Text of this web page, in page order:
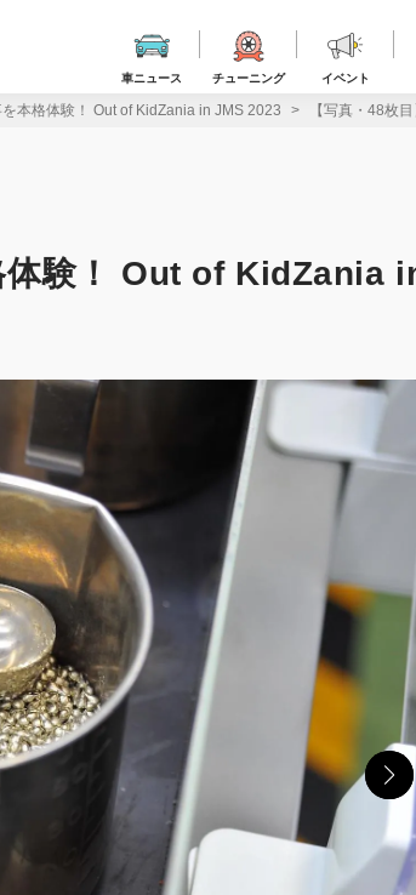
車ニュース チューニング イベント
本格体験！ Out of KidZania in JMS 2023 【写真・48枚
体験！ Out of KidZania